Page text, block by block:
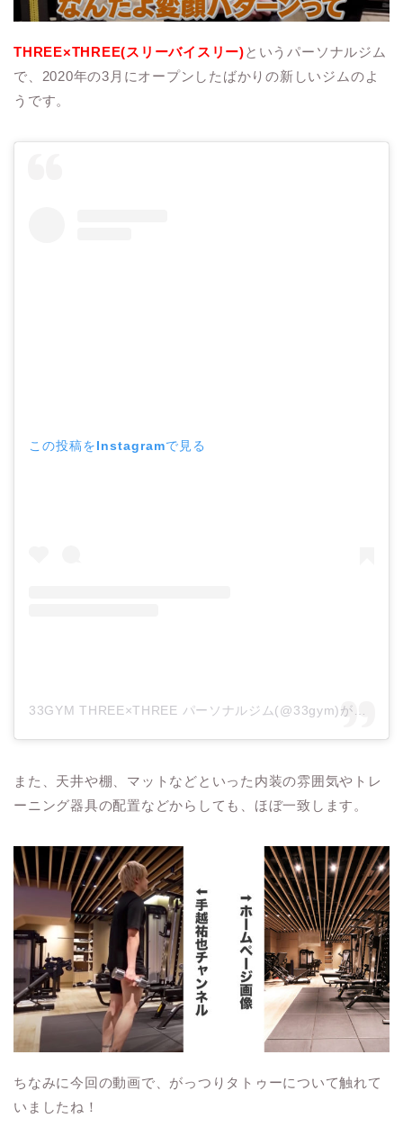
THREE×THREE(スリーバイスリー)というパーソナルジム
で、2020年の3月にオープンしたばかりの新しいジムのよ
うです。
この投稿をInstagramで見る
また、天井や棚、マットなどといった内装の雰囲気やトレ
ーニング器具の配置などからしても、ほぼ一致します。
ちなみに今回の動画で、がっつりタトゥーについて触れて
いましたね！